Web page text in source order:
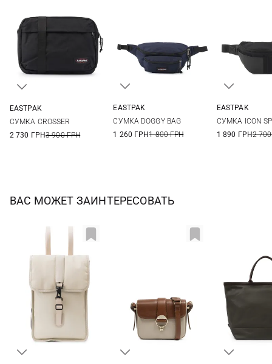
EASTPAK
СУМКА CROSSER
2 730 ГРН3 900 ГРН
EASTPAK
СУМКА DOGGY BAG
1 260 ГРН1 800 ГРН
EASTPAK
СУМКА ICON
1 890 ГРН2
ВАС МОЖЕТ ЗАИНТЕРЕСОВАТЬ